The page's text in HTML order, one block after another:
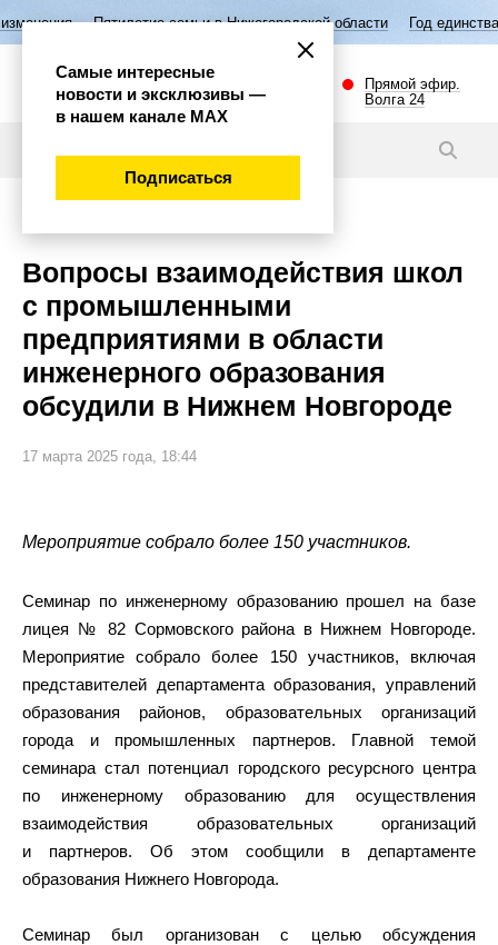
семьи в Нижегородской области Год единства народов России
Прямой эфир.
Волга 24
Вопросы взаимодействия школ
с промышленными
предприятиями в области
инженерного образования
обсудили в Нижнем Новгороде
17 марта 2025 года, 18:44
Мероприятие собрало более 150 участников.
Семинар по инженерному образованию прошел на базе
лицея № 82 Сормовского района в Нижнем Новгороде.
Мероприятие собрало более 150 участников, включая
представителей департамента образования, управлений
образования районов, образовательных организаций
города и промышленных партнеров. Главной темой
семинара стал потенциал городского ресурсного центра
по инженерному образованию для осуществления
взаимодействия образовательных организаций
и партнеров. Об этом сообщили в департаменте
образования Нижнего Новгорода.
Семинар был организован с целью обсуждения
Самые интересные
новости и эксклюзивы —
в нашем канале МАХ
Подписаться